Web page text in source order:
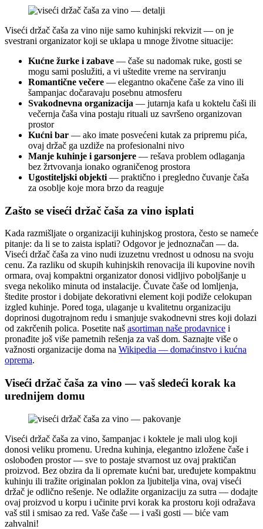
Viseći držač čaša za vino nije samo kuhinjski rekvizit — on je
svestrani organizator koji se uklapa u mnoge životne situacije:
Kućne žurke i zabave — čaše su nadomak ruke, gosti se
mogu sami poslužiti, a vi uštedite vreme na serviranju
Romantične večere — elegantno okačene čaše za vino ili
šampanjac dočaravaju posebnu atmosferu
Svakodnevna organizacija — jutarnja kafa u koktelu čaši ili
večernja čaša vina postaju rituali uz savršeno organizovan
prostor
Kućni bar — ako imate posvećeni kutak za pripremu pića,
ovaj držač ga uzdiže na profesionalni nivo
Manje kuhinje i garsonjere — rešava problem odlaganja
bez žrtvovanja ionako ograničenog prostora
Ugostiteljski objekti — praktično i pregledno čuvanje čaša
za osoblje koje mora brzo da reaguje
Zašto se viseći držač čaša za vino isplati
Kada razmišljate o organizaciji kuhinjskog prostora, često se nameće
pitanje: da li se to zaista isplati? Odgovor je jednoznačan — da.
Viseći držač čaša za vino nudi izuzetnu vrednost u odnosu na svoju
cenu. Za razliku od skupih kuhinjskih renovacija ili kupovine novih
ormara, ovaj kompaktni organizator donosi vidljivo poboljšanje u
svega nekoliko minuta od instalacije. Čuvate čaše od lomljenja,
štedite prostor i dobijate dekorativni element koji podiže celokupan
izgled kuhinje. Pored toga, ulaganje u kvalitetnu organizaciju
doprinosi dugotrajnom redu i smanjuje svakodnevni stres koji dolazi
od zakrčenih polica. Posetite naš asortiman naše prodavnice i
pronađite još više pametnih rešenja za vaš dom. Saznajte više o
važnosti organizacije doma na Wikipedia — domaćinstvo i kućna
oprema.
Viseći držač čaša za vino — vaš sledeći korak ka
urednijem domu
Viseći držač čaša za vino, šampanjac i koktele je mali ulog koji
donosi veliku promenu. Uredna kuhinja, elegantno izložene čaše i
oslobođen prostor — sve to postaje stvarnost uz ovaj praktičan
proizvod. Bez obzira da li opremate kućni bar, uređujete kompaktnu
kuhinju ili tražite originalan poklon za ljubitelja vina, ovaj viseći
držač je odlično rešenje. Ne odlažite organizaciju za sutra — dodajte
ovaj proizvod u korpu i učinite prvi korak ka prostoru koji odražava
vaš stil i smisao za red. Vaše čaše — i vaši gosti — biće vam
zahvalni!